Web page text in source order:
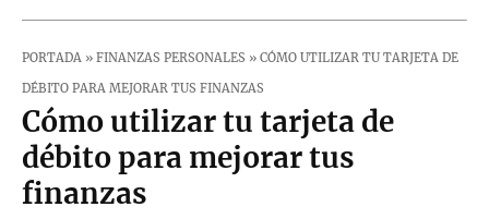
PORTADA » FINANZAS PERSONALES » CÓMO UTILIZAR TU TARJETA DE
DÉBITO PARA MEJORAR TUS FINANZAS
Cómo utilizar tu tarjeta de
débito para mejorar tus
finanzas